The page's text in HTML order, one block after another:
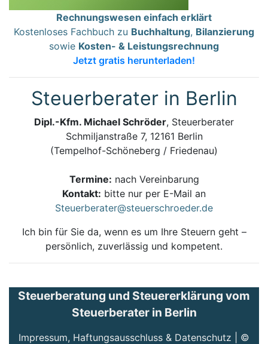
Rechnungswesen einfach erklärt
Kostenloses Fachbuch zu Buchhaltung, Bilanzierung
sowie Kosten- & Leistungsrechnung
Jetzt gratis herunterladen!
Steuerberater in Berlin
Dipl.-Kfm. Michael Schröder, Steuerberater
Schmiljanstraße 7, 12161 Berlin
(Tempelhof-Schöneberg / Friedenau)
Termine: nach Vereinbarung
Kontakt: bitte nur per E-Mail an
Steuerberater@steuerschroeder.de
Ich bin für Sie da, wenn es um Ihre Steuern geht –
persönlich, zuverlässig und kompetent.
Steuerberatung und Steuererklärung vom
Steuerberater in Berlin
Impressum, Haftungsausschluss & Datenschutz | ©